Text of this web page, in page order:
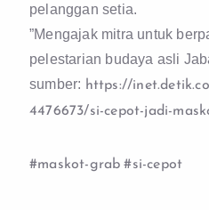
pelanggan setia.
”Mengajak mitra untuk
pelestarian budaya asli
sumber: https://
4476673/si-cepot-jadi-
#maskot-grab #si-cepot